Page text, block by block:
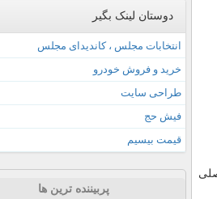
دوستان لینک بگیر
انتخابات مجلس ، کاندیدای مجلس
خرید و فروش خودرو
طراحی سایت
فیش حج
قیمت بیسیم
پربیننده ترین ها